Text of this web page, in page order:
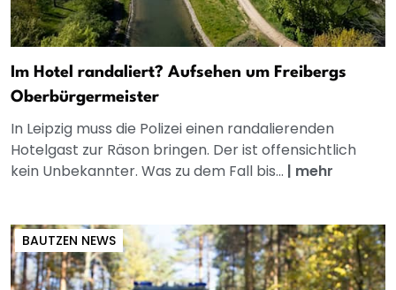
Im Hotel randaliert? Aufsehen um Freibergs
Oberbürgermeister
In Leipzig muss die Polizei einen randalierenden
Hotelgast zur Räson bringen. Der ist offensichtlich
kein Unbekannter. Was zu dem Fall bis... | mehr
BAUTZEN NEWS